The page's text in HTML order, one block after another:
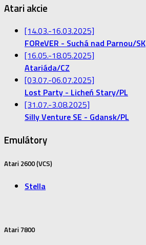
Atari akcie
[14.03.-16.03.2025]
FOReVER - Suchá nad Parnou/SK
[16.05.-18.05.2025]
Atariáda/CZ
[03.07.-06.07.2025]
Lost Party - Licheń Stary/PL
[31.07.-3.08.2025]
Silly Venture SE - Gdansk/PL
Emulátory
Atari 2600 (VCS)
Stella
Atari 7800